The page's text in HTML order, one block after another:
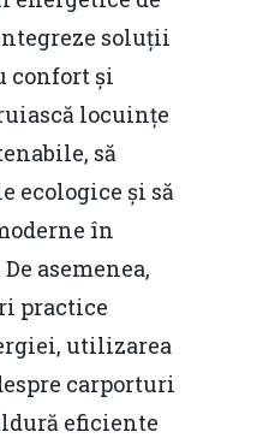
soluții
confort și
locuințe
să
ecologice și să
în
asemenea,
practice
utilizarea
carporturi
eficiente
predictibilitate,
concurenţă.
Soluții de
IMM
Rolul băncilor în
IMM
Redresare vs.
Fiscalitate pentru o
Durabilă
Politici Europene în
Video Forum Marea
Piața gazelor naturale:
predictibilitate,
concurență.
Burse pentru
Contact
Daniel Apostol
Email: